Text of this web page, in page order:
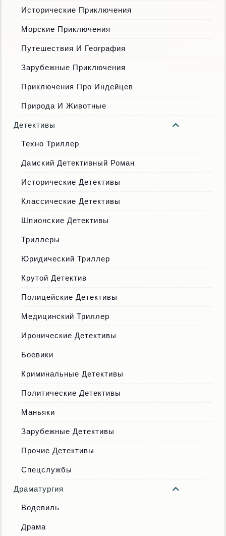
Исторические Приключения
Морские Приключения
Путешествия И География
Зарубежные Приключения
Приключения Про Индейцев
Природа И Животные
Детективы
Техно Триллер
Дамский Детективный Роман
Исторические Детективы
Классические Детективы
Шпионские Детективы
Триллеры
Юридический Триллер
Крутой Детектив
Полицейские Детективы
Медицинский Триллер
Иронические Детективы
Боевики
Криминальные Детективы
Политические Детективы
Маньяки
Зарубежные Детективы
Прочие Детективы
Спецслужбы
Драматургия
Водевиль
Драма